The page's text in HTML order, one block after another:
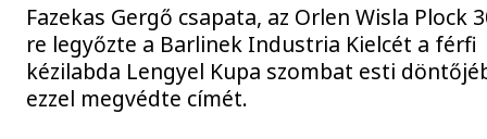
Fazekas Gergő csapata, az Orlen Wisla Plock
re legyőzte a Barlinek Industria Kielcét a férfi
kézilabda Lengyel Kupa szombat esti
ezzel megvédte címét.